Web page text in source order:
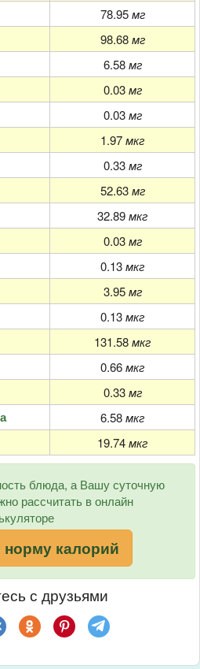
78.95 мг
98.68 мг
6.58 мг
0.03 мг
0.03 мг
1.97мкг
0.33 мг
52.63 мг
32.89мкг
0.03 мг
0.13мкг
3.95 мг
0.13мкг
131.58мкг
0.66мкг
0.33 мг
6.58мкг
19.74мкг
блюда, а Вашу суточную
рассчитать в онлайн
норму калорий
с друзьями